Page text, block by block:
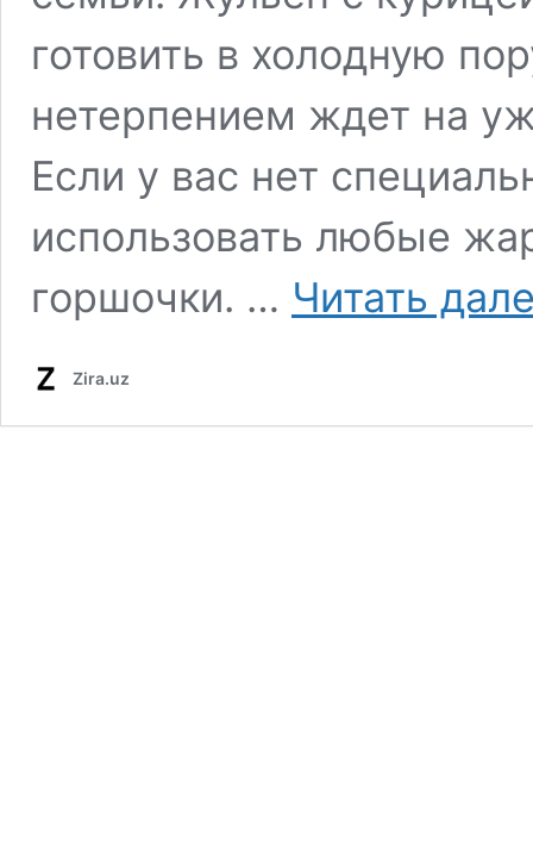
готовить в холодную
нетерпением ждет на
Если у вас нет
использовать любые
горшочки. … Читать
Zira.uz